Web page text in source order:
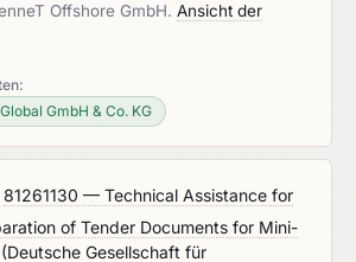
Offshore GmbH. Ansicht der
GmbH & Co. KG
81261130 — Technical Assistance for
of Tender Documents for Mini-
(Deutsche Gesellschaft für